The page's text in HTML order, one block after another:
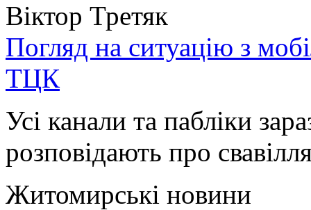
Віктор Третяк
Погляд на ситуацію з
ТЦК
Усі канали та пабліки
розповідають про
Житомирські новини